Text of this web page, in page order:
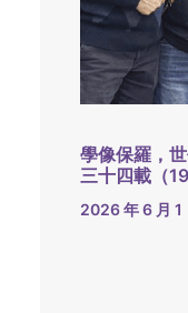
學像保羅，
三十四載（
2026 年 6 月 1